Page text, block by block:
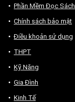
Phần Mềm Đọc Sách
Chính sách bảo mật
Điều khoản sử dụng
THPT
Kỹ Năng
Gia Đình
Kinh Tế